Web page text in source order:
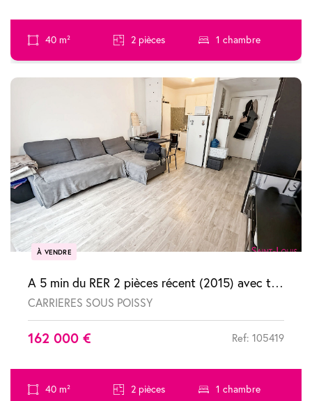
40 m² 2 pièces 1 chambre
À VENDRE
A 5 min du RER 2 pièces récent (2015) avec terrasse et parking
CARRIERES SOUS POISSY
162 000 € Ref: 105419
40 m² 2 pièces 1 chambre